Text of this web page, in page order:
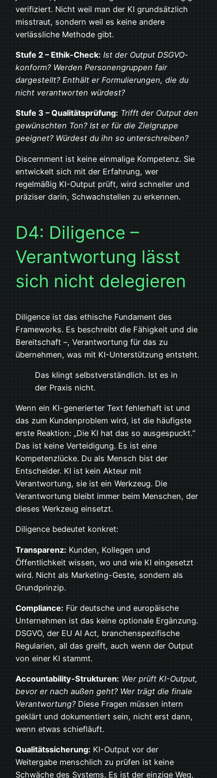
verifiziert. Nicht weil man der KI grundsätzlich
misstraut, sondern weil es keine andere
verlässliche Methode gibt.
Stufe 2 – Ethik-Check: Ist der Output DSGVO-
konform? Werden Personengruppen fair
dargestellt? Enthält er Formulierungen, die du
nicht verantworten würdest?
Stufe 3 – Qualitätsprüfung: Trifft der Output den
gewünschten Ton? Ist er für die Zielgruppe
geeignet? Würdest du ihn so unterschreiben?
Discernment ist keine einmalige Kompetenz. Sie
entwickelt sich mit der Erfahrung, wer
regelmäßig KI-Output prüft, wird schneller und
präziser darin, Schwachstellen zu erkennen.
D4: Diligence –
Verantwortung lässt
sich nicht delegieren
Diligence ist das ethische Fundament des
Frameworks. Es beschreibt die Fähigkeit und die
Bereitschaft –, Verantwortung für das zu
übernehmen, was mit KI-Unterstützung entsteht.
Das klingt selbstverständlich. Ist es in
der Praxis nicht.
Wenn ein KI-generierter Text fehlerhaft ist und
das zum Kundenproblem wird, ist die häufigste
erste Reaktion: „Die KI hat das so ausgespuckt.“
Das ist keine Verteidigung. Es ist eine
Kompetenzlücke. Du als Mensch bist der
Entscheider. KI ist kein Akteur mit
Verantwortung, sie ist ein Werkzeug. Die
Verantwortung bleibt immer beim Menschen, der
dieses Werkzeug einsetzt.
Diligence bedeutet konkret:
Transparenz: Kunden, Kollegen und
Öffentlichkeit wissen, wo und wie KI eingesetzt
wird. Nicht als Marketing-Geste, sondern als
Grundprinzip.
Compliance: Für deutsche und europäische
Unternehmen ist das keine optionale Ergänzung.
DSGVO, der EU AI Act, branchenspezifische
Regularien, all das greift, auch wenn der Output
von einer KI stammt.
Accountability-Strukturen: Wer prüft KI-Output,
bevor er nach außen geht? Wer trägt die finale
Verantwortung?Diese Fragen müssen intern
geklärt und dokumentiert sein, nicht erst dann,
wenn etwas schiefläuft.
Qualitätssicherung: KI-Output vor der
Weitergabe menschlich zu prüfen ist keine
Schwäche des Systems. Es ist der einzige Weg,